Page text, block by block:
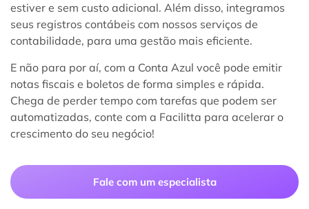
estiver e sem custo adicional. Além disso, integramos
seus registros contábeis com nossos serviços de
contabilidade, para uma gestão mais eficiente.
E não para por aí, com a Conta Azul você pode emitir
notas fiscais e boletos de forma simples e rápida.
Chega de perder tempo com tarefas que podem ser
automatizadas, conte com a Facilitta para acelerar o
crescimento do seu negócio!
Fale com um especialista